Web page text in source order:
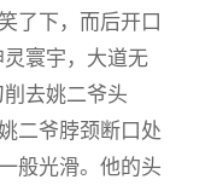
了下，而后开口
寰宇，大道无
去姚二爷头
二爷脖颈断口处
般光滑。他的头